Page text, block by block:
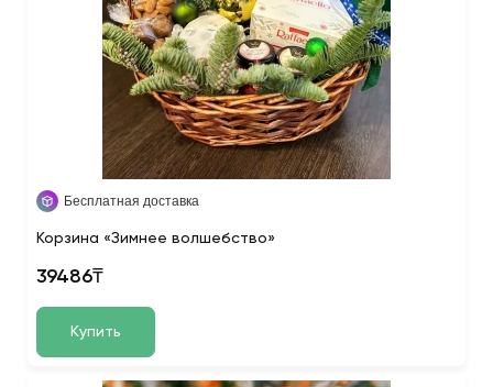
Бесплатная доставка
Корзина «Зимнее волшебство»
39486₸
Купить